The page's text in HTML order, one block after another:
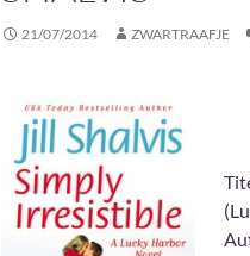
21/07/2014 ZWARTRAAFJE